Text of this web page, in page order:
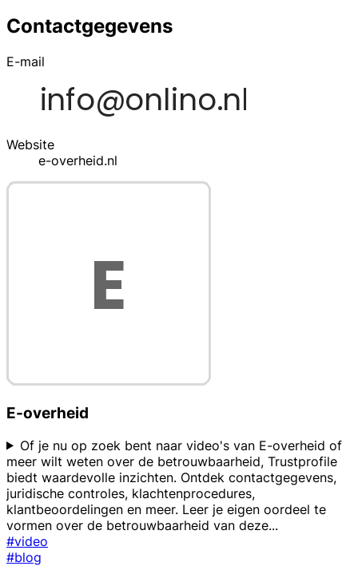
Contactgegevens
E-mail
Website
e-overheid.nl
E-overheid
Of je nu op zoek bent naar video's van E-overheid of
meer wilt weten over de betrouwbaarheid, Trustprofile
biedt waardevolle inzichten. Ontdek contactgegevens,
juridische controles, klachtenprocedures,
klantbeoordelingen en meer. Leer je eigen oordeel te
vormen over de betrouwbaarheid van deze...
#video
#blog